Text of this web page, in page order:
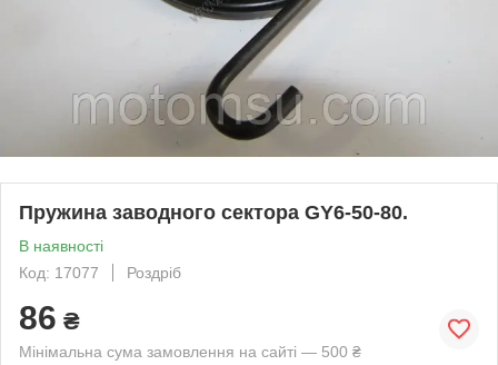
Пружина заводного сектора GY6-50-80.
В наявності
Код: 17077
Роздріб
86 ₴
Мінімальна сума замовлення на сайті — 500 ₴